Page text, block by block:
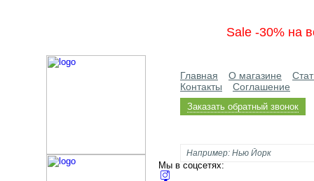
Sale -30% на
Главная О магазине
Контакты
Соглашение
Заказать обратный звонок
Мы в соцсетях: